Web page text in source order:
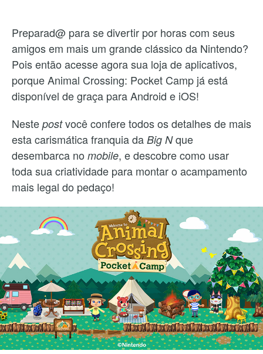
Preparad@ para se divertir por horas com seus
amigos em mais um grande clássico da Nintendo?
Pois então acesse agora sua loja de aplicativos,
porque Animal Crossing: Pocket Camp já está
disponível de graça para Android e iOS!
Neste postvocê confere todos os detalhes de mais
esta carismática franquia da Big Nque
desembarca no mobile, e descobre como usar
toda sua criatividade para montar o acampamento
mais legal do pedaço!